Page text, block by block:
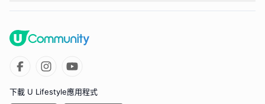
下載 U Lifestyle應用程式